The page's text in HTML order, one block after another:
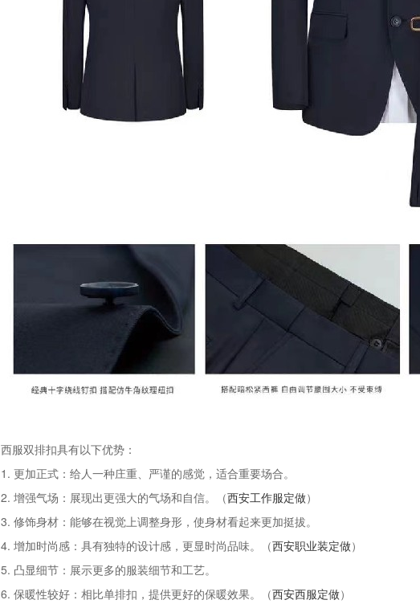
西服双排扣具有以下优势：
1. 更加正式：给人一种庄重、严谨的感觉，适合重要场合。
2. 增强气场：展现出更强大的气场和自信。（西安工作服定做）
3. 修饰身材：能够在视觉上调整身形，使身材看起来更加挺拔。
4. 增加时尚感：具有独特的设计感，更显时尚品味。（西安职业装定做）
5. 凸显细节：展示更多的服装细节和工艺。
6. 保暖性较好：相比单排扣，提供更好的保暖效果。（西安西服定做）